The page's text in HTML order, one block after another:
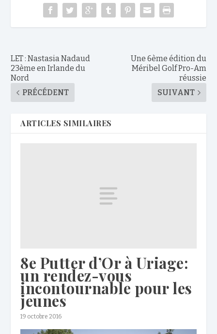
LET : Nastasia Nadaud
23ème en Irlande du
Nord
PRÉCÉDENT
Une 6ème édition du
Méribel Golf Pro-Am
réussie
SUIVANT
ARTICLES SIMILAIRES
8e Putter d’Or à Uriage:
un rendez-vous
incontournable pour les
jeunes
19 octobre 2016